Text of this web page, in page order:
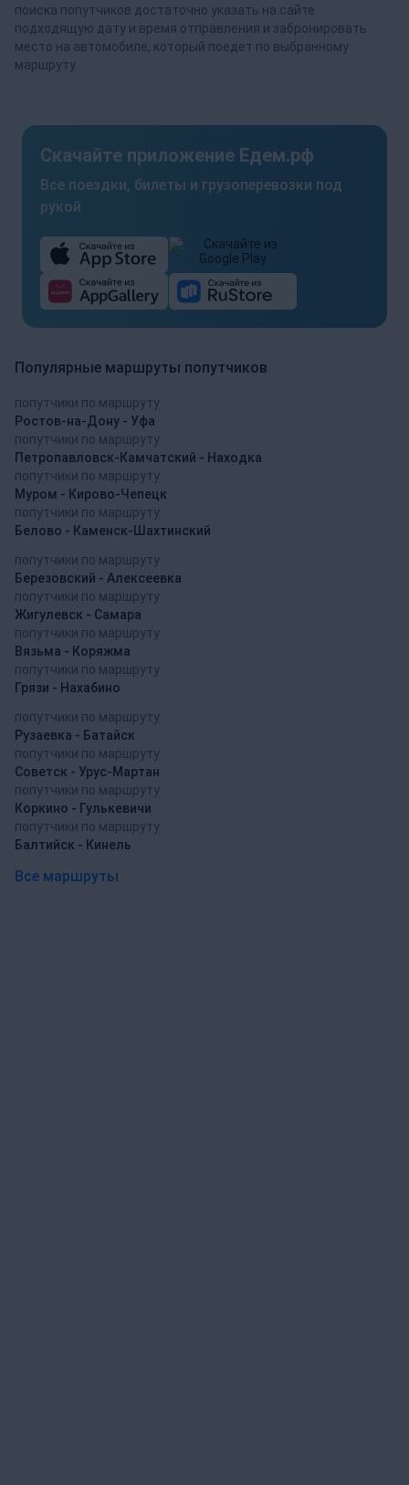
поиска попутчиков достаточно указать на сайте
подходящую дату и время отправления и забронировать
место на автомобиле, который поедет по выбранному
маршруту.
Скачайте приложение Едем.рф
Все поездки, билеты и грузоперевозки под
рукой
Популярные маршруты попутчиков
попутчики по маршруту
Ростов-на-Дону - Уфа
попутчики по маршруту
Петропавловск-Камчатский - Находка
попутчики по маршруту
Муром - Кирово-Чепецк
попутчики по маршруту
Белово - Каменск-Шахтинский
попутчики по маршруту
Березовский - Алексеевка
попутчики по маршруту
Жигулевск - Самара
попутчики по маршруту
Вязьма - Коряжма
попутчики по маршруту
Грязи - Нахабино
попутчики по маршруту
Рузаевка - Батайск
попутчики по маршруту
Советск - Урус-Мартан
попутчики по маршруту
Коркино - Гулькевичи
попутчики по маршруту
Балтийск - Кинель
Все маршруты